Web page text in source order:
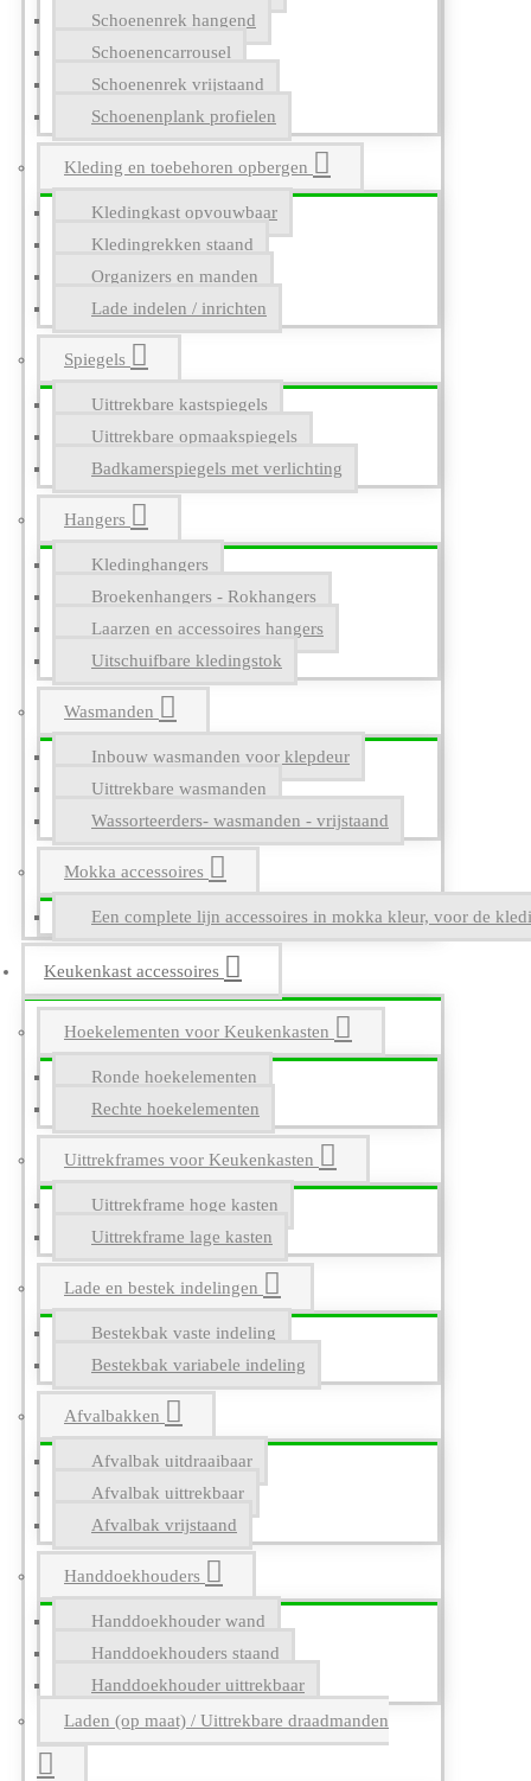
Schoenenrek hangend
Schoenencarrousel
Schoenenrek vrijstaand
Schoenenplank profielen
Kleding en toebehoren opbergen
Kledingkast opvouwbaar
Kledingrekken staand
Organizers en manden
Lade indelen / inrichten
Spiegels
Uittrekbare kastspiegels
Uittrekbare opmaakspiegels
Badkamerspiegels met verlichting
Hangers
Kledinghangers
Broekenhangers - Rokhangers
Laarzen en accessoires hangers
Uitschuifbare kledingstok
Wasmanden
Inbouw wasmanden voor klepdeur
Uittrekbare wasmanden
Wassorteerders- wasmanden - vrijstaand
Mokka accessoires
Een complete lijn accessoires in mokka kleur, voor de
Keukenkast accessoires
Hoekelementen voor Keukenkasten
Ronde hoekelementen
Rechte hoekelementen
Uittrekframes voor Keukenkasten
Uittrekframe hoge kasten
Uittrekframe lage kasten
Lade en bestek indelingen
Bestekbak vaste indeling
Bestekbak variabele indeling
Afvalbakken
Afvalbak uitdraaibaar
Afvalbak uittrekbaar
Afvalbak vrijstaand
Handdoekhouders
Handdoekhouder wand
Handdoekhouders staand
Handdoekhouder uittrekbaar
Laden (op maat) / Uittrekbare draadmanden